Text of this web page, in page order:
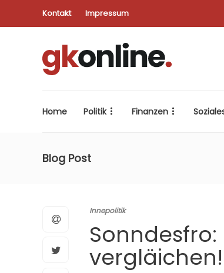
Kontakt Impressum
Home Politik Finanzen
Blog Post
Innepolitik
vergläichen!